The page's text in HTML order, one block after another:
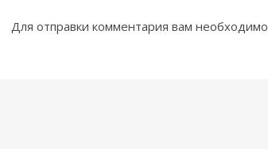
Для отправки комментария вам необходимо